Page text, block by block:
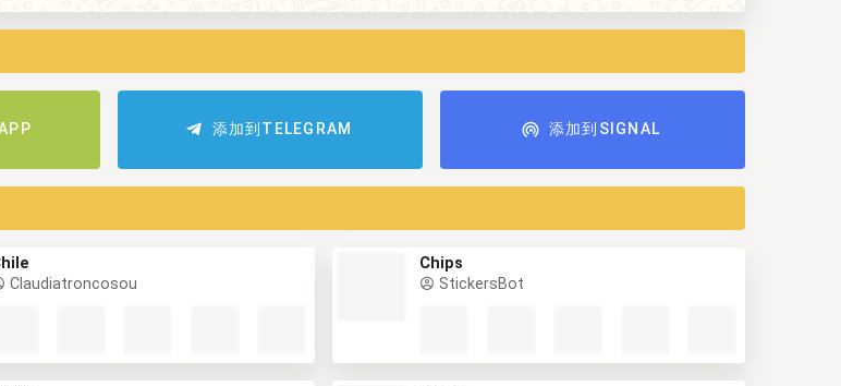
添加到TELEGRAM 添加到SIGNAL
Claudiatroncosou
Chips
StickersBot